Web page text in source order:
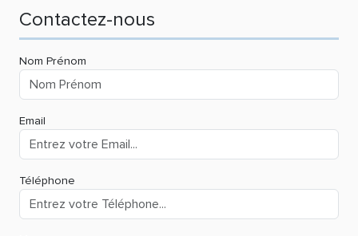
Contactez-nous
Nom Prénom
Email
Téléphone